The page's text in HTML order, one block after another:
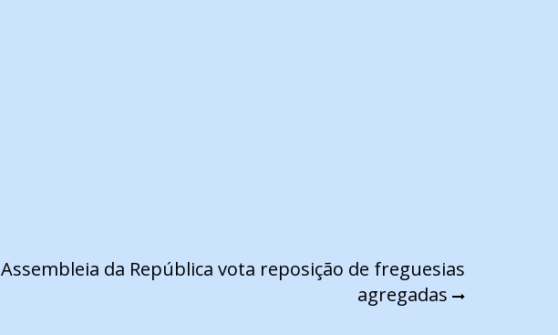
Assembleia da República vota reposição de freguesias
agregadas